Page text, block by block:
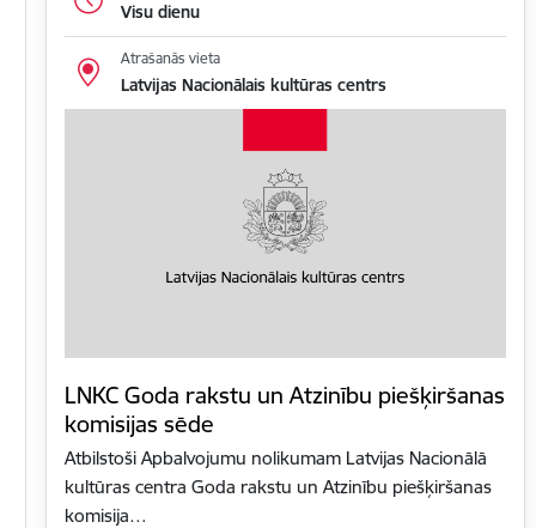
Visu dienu
Atrašanās vieta
Latvijas Nacionālais kultūras centrs
LNKC Goda rakstu un Atzinību piešķiršanas
komisijas sēde
Atbilstoši Apbalvojumu nolikumam Latvijas Nacionālā
kultūras centra Goda rakstu un Atzinību piešķiršanas
komisija…